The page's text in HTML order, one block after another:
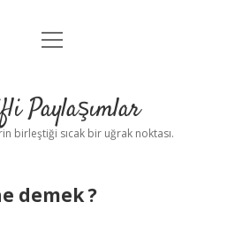
Anasayfa
Yasal Uyarı
menüyü
Paylaşımlar
birleştiği sıcak bir uğrak noktası.
demek ?